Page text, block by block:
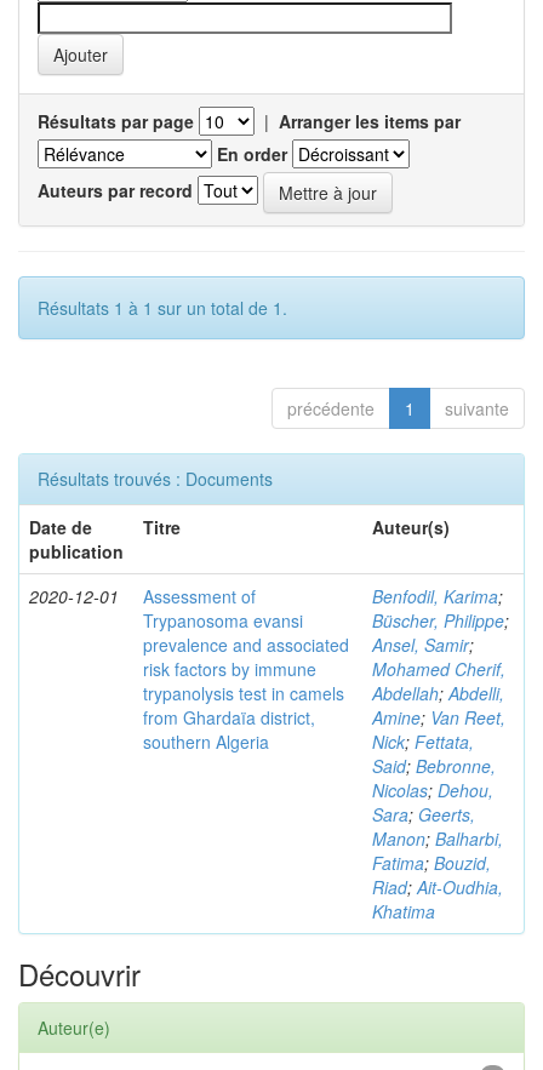
Résultats par page | Arranger les items par
En order
Auteurs par record
Résultats 1 à 1 sur un total de 1.
précédente 1 suivante
Résultats trouvés : Documents
Date de
publication
Titre Auteur(s)
2020-12-01
Assessment of
Trypanosoma evansi
prevalence and associated
risk factors by immune
trypanolysis test in camels
from Ghardaïa district,
southern Algeria
Benfodil, Karima;
Büscher, Philippe;
Ansel, Samir;
Mohamed Cherif,
Abdellah;Abdelli,
Amine; Van Reet,
Nick; Fettata,
Said; Bebronne,
Nicolas; Dehou,
Sara; Geerts,
Manon; Balharbi,
Fatima; Bouzid,
Riad;Ait-Oudhia,
Khatima
Découvrir
Auteur(e)